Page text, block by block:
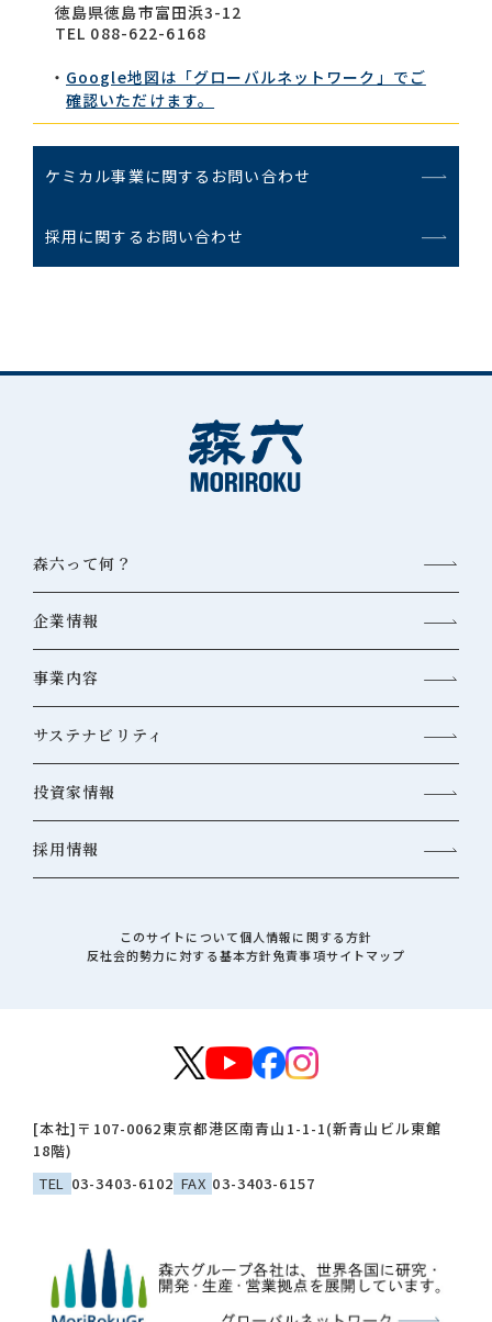
徳島県徳島市富田浜3-12
TEL 088-622-6168
Google地図は「グローバルネットワーク」でご
確認いただけます。
ケミカル事業に関するお問い合わせ
採用に関するお問い合わせ
[本社] 〒107-0062東京都港区南青山1-1-1(新青山ビル東館
18階)
TEL 03-3403-6102 FAX 03-3403-6157
森六って何？
企業情報
事業内容
サステナビリティ
投資家情報
採用情報
このサイトについて個人情報に関する方針
反社会的勢力に対する基本方針免責事項サイトマップ